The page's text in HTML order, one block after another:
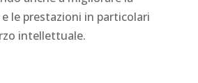
le prestazioni in particolari
intellettuale.